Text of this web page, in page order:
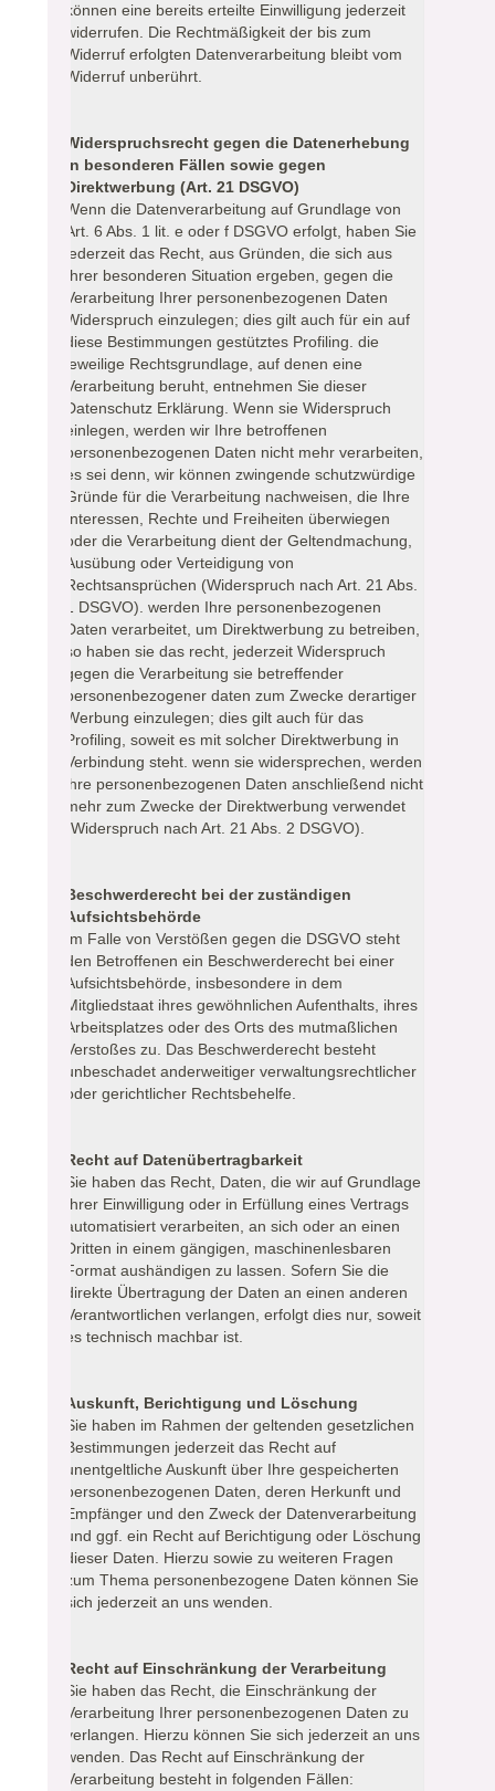
können eine bereits erteilte Einwilligung jederzeit
widerrufen. Die Rechtmäßigkeit der bis zum
Widerruf erfolgten Datenverarbeitung bleibt vom
Widerruf unberührt.
Widerspruchsrecht gegen die Datenerhebung
in besonderen Fällen sowie gegen
Direktwerbung (Art. 21 DSGVO)
Wenn die Datenverarbeitung auf Grundlage von
Art. 6 Abs. 1 lit. e oder f DSGVO erfolgt, haben Sie
jederzeit das Recht, aus Gründen, die sich aus
Ihrer besonderen Situation ergeben, gegen die
Verarbeitung Ihrer personenbezogenen Daten
Widerspruch einzulegen; dies gilt auch für ein auf
diese Bestimmungen gestütztes Profiling. die
jeweilige Rechtsgrundlage, auf denen eine
Verarbeitung beruht, entnehmen Sie dieser
Datenschutz Erklärung. Wenn sie Widerspruch
einlegen, werden wir Ihre betroffenen
personenbezogenen Daten nicht mehr verarbeiten,
es sei denn, wir können zwingende schutzwürdige
Gründe für die Verarbeitung nachweisen, die Ihre
Interessen, Rechte und Freiheiten überwiegen
oder die Verarbeitung dient der Geltendmachung,
Ausübung oder Verteidigung von
Rechtsansprüchen (Widerspruch nach Art. 21 Abs.
1 DSGVO). werden Ihre personenbezogenen
Daten verarbeitet, um Direktwerbung zu betreiben,
so haben sie das recht, jederzeit Widerspruch
gegen die Verarbeitung sie betreffender
personenbezogener daten zum Zwecke derartiger
Werbung einzulegen; dies gilt auch für das
Profiling, soweit es mit solcher Direktwerbung in
Verbindung steht. wenn sie widersprechen, werden
ihre personenbezogenen Daten anschließend nicht
mehr zum Zwecke der Direktwerbung verwendet
(Widerspruch nach Art. 21 Abs. 2 DSGVO).
Beschwerderecht bei der zuständigen
Aufsichtsbehörde
Im Falle von Verstößen gegen die DSGVO steht
den Betroffenen ein Beschwerderecht bei einer
Aufsichtsbehörde, insbesondere in dem
Mitgliedstaat ihres gewöhnlichen Aufenthalts, ihres
Arbeitsplatzes oder des Orts des mutmaßlichen
Verstoßes zu. Das Beschwerderecht besteht
unbeschadet anderweitiger verwaltungsrechtlicher
oder gerichtlicher Rechtsbehelfe.
Recht auf Datenübertragbarkeit
Sie haben das Recht, Daten, die wir auf Grundlage
Ihrer Einwilligung oder in Erfüllung eines Vertrags
automatisiert verarbeiten, an sich oder an einen
Dritten in einem gängigen, maschinenlesbaren
Format aushändigen zu lassen. Sofern Sie die
direkte Übertragung der Daten an einen anderen
Verantwortlichen verlangen, erfolgt dies nur, soweit
es technisch machbar ist.
Auskunft, Berichtigung und Löschung
Sie haben im Rahmen der geltenden gesetzlichen
Bestimmungen jederzeit das Recht auf
unentgeltliche Auskunft über Ihre gespeicherten
personenbezogenen Daten, deren Herkunft und
Empfänger und den Zweck der Datenverarbeitung
und ggf. ein Recht auf Berichtigung oder Löschung
dieser Daten. Hierzu sowie zu weiteren Fragen
zum Thema personenbezogene Daten können Sie
sich jederzeit an uns wenden.
Recht auf Einschränkung der Verarbeitung
Sie haben das Recht, die Einschränkung der
Verarbeitung Ihrer personenbezogenen Daten zu
verlangen. Hierzu können Sie sich jederzeit an uns
wenden. Das Recht auf Einschränkung der
Verarbeitung besteht in folgenden Fällen: